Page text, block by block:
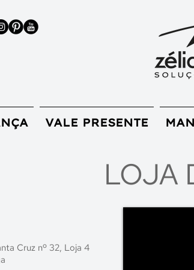
VALE PRESENTE
LOJA
Cruz nº 32, Loja 4